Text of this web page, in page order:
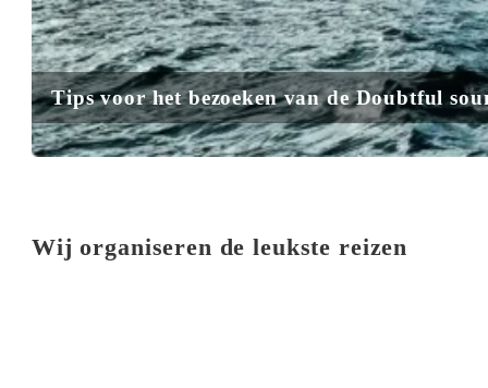
Tips voor het bezoeken van de Doubtful
Wij organiseren de leukste reizen